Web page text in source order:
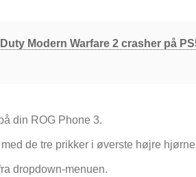
Modern Warfare 2 crasher på
din ROG Phone 3.
de tre prikker i øverste højre
dropdown-menuen.